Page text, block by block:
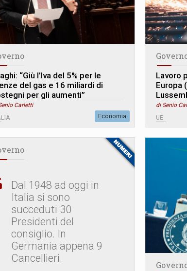
“Giù l’Iva del 5% per le
del gas e 16 miliardi di
per gli aumenti”
Carletti
Economia
Lavoro
Europa
di Senio
UE
Dal 1948 ad oggi in
Italia si sono
succeduti 30
Presidenti del
consiglio. In
Germania appena 9
Cancellieri.